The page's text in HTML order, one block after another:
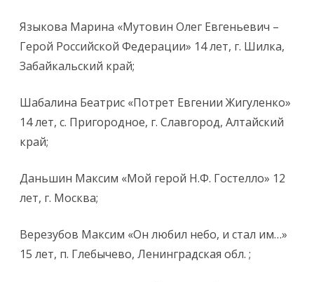
Языкова Марина «Мутовин Олег Евгеньевич –
Герой Российской Федерации» 14 лет, г. Шилка,
Забайкальский край;
Шабалина Беатрис «Потрет Евгении Жигуленко»
14 лет, с. Пригородное, г. Славгород, Алтайский
край;
Даньшин Максим «Мой герой Н.Ф. Гостелло» 12
лет, г. Москва;
Верезубов Максим «Он любил небо, и стал им…»
15 лет, п. Глебычево, Ленинградская обл. ;